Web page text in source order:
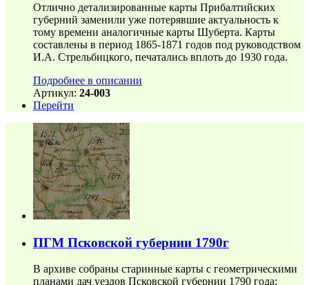
Отлично детализированные карты Прибалтийских
губерний заменили уже потерявшие актуальность к
тому времени аналогичные карты Шуберта. Карты
составлены в период 1865-1871 годов под руководством
И.А. Стрельбицкого, печатались вплоть до 1930 года.
Подробнее в описании
Артикул: 24-003
Перейти
ПГМ Псковской губернии 1790г
В архиве собраны старинные карты с геометрическими
планами дач уездов Псковской губернии 1790 года: